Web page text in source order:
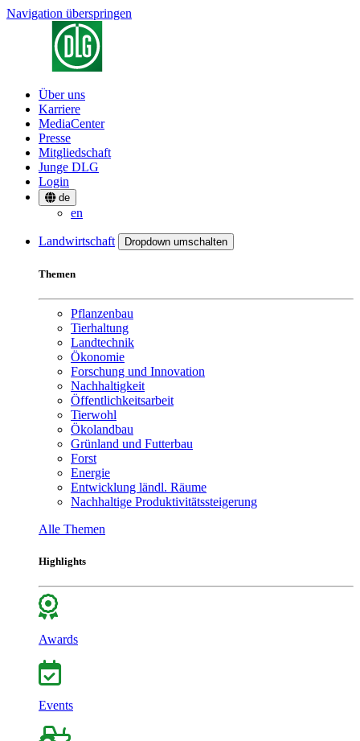
Navigation überspringen
Über uns
Karriere
MediaCenter
Presse
Mitgliedschaft
Junge DLG
Login
de
en
Landwirtschaft Dropdown umschalten
Themen
Pflanzenbau
Tierhaltung
Landtechnik
Ökonomie
Forschung und Innovation
Nachhaltigkeit
Öffentlichkeitsarbeit
Tierwohl
Ökolandbau
Grünland und Futterbau
Forst
Energie
Entwicklung ländl. Räume
Nachhaltige Produktivitätssteigerung
Alle Themen
Highlights
Awards
Events